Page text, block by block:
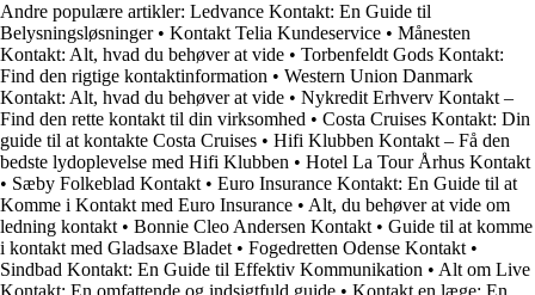
Andre populære artikler: Ledvance Kontakt: En Guide til
Belysningsløsninger• Kontakt Telia Kundeservice • Månesten
Kontakt: Alt, hvad du behøver at vide • Torbenfeldt Gods Kontakt:
Find den rigtige kontaktinformation • Western Union Danmark
Kontakt: Alt, hvad du behøver at vide • Nykredit Erhverv Kontakt –
Find den rette kontakt til din virksomhed • Costa Cruises Kontakt: Din
guide til at kontakte Costa Cruises • Hifi Klubben Kontakt – Få den
bedste lydoplevelse med Hifi Klubben • Hotel La Tour Århus Kontakt
• Sæby Folkeblad Kontakt • Euro Insurance Kontakt: En Guide til at
Komme i Kontakt med Euro Insurance • Alt, du behøver at vide om
ledning kontakt • Bonnie Cleo Andersen Kontakt • Guide til at komme
i kontakt med Gladsaxe Bladet • Fogedretten Odense Kontakt •
Sindbad Kontakt: En Guide til Effektiv Kommunikation • Alt om Live